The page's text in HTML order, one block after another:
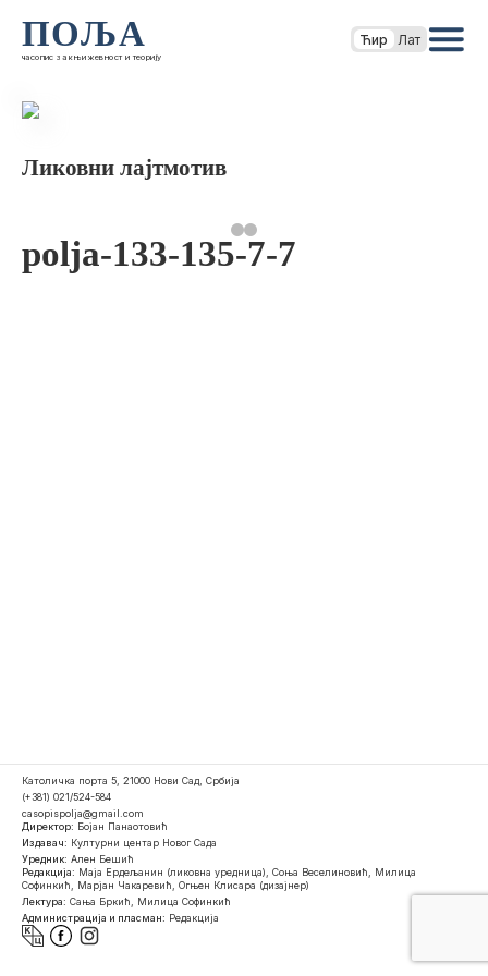
ПОЉА
часопис за књижевност и теорију
Ћир Лат
Ликовни лајтмотив
polja-133-135-7-7
Католичка порта 5, 21000 Нови Сад, Србија
(+381) 021/524-584
casopispolja@gmail.com
Директор: Бојан Панаотовић
Издавач: Културни центар Новог Сада
Уредник: Ален Бешић
Редакција: Маја Ердељанин (ликовна уредница), Соња Веселиновић, Милица
Софинкић, Марјан Чакаревић, Огњен Клисара (дизајнер)
Лектура: Сања Бркић, Милица Софинкић
Администрација и пласман: Редакција